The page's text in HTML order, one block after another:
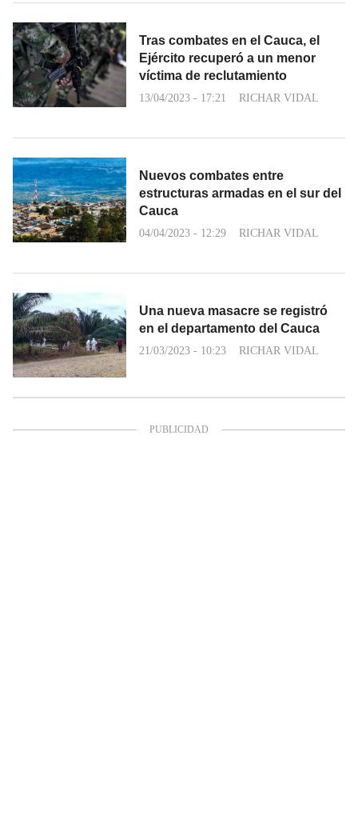
Tras combates en el Cauca, el
Ejército recuperó a un menor
víctima de reclutamiento
13/04/2023 - 17:21 RICHAR VIDAL
Nuevos combates entre
estructuras armadas en el sur del
Cauca
04/04/2023 - 12:29 RICHAR VIDAL
Una nueva masacre se registró
en el departamento del Cauca
21/03/2023 - 10:23 RICHAR VIDAL